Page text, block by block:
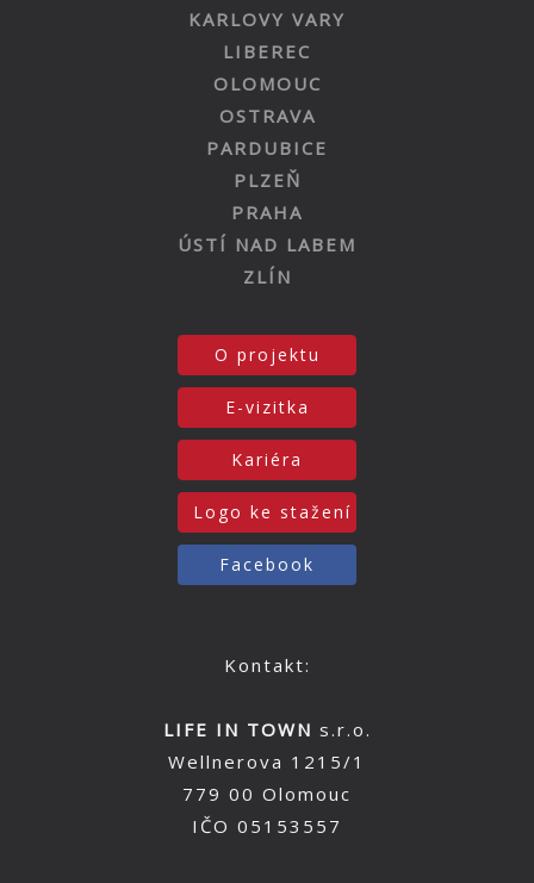
KARLOVY VARY
LIBEREC
OLOMOUC
OSTRAVA
PARDUBICE
PLZEŇ
PRAHA
ÚSTÍ NAD LABEM
ZLÍN
O projektu
E-vizitka
Kariéra
Logo ke stažení
Facebook
Kontakt:
LIFE IN TOWN s.r.o.
Wellnerova 1215/1
779 00 Olomouc
IČO 05153557